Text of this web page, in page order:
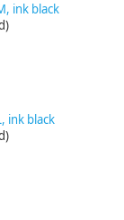
ink black
ink black